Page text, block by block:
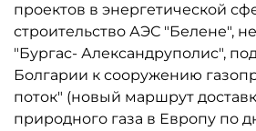
проектов в энергетической
строительство АЭС "Белене",
"Бургас- Александруполис",
Болгарии к сооружению
поток" (новый маршрут
природного газа в Европу по